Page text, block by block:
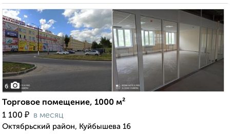
6
Торговое помещение, 1000 м²
1 100 ₽ в месяц
Октябрьский район, Куйбышева 16